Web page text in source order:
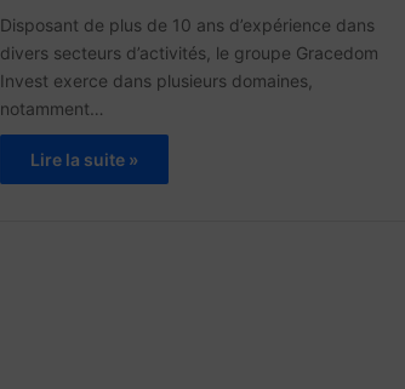
Disposant de plus de 10 ans d’expérience dans
divers secteurs d’activités, le groupe Gracedom
Invest exerce dans plusieurs domaines,
notamment…
Lire la suite »